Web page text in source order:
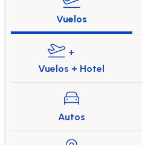
Vuelos
+
Vuelos + Hotel
Autos